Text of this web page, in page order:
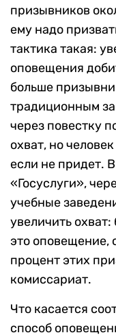
призывников
ему надо
тактика такая:
оповещения
больше
традиционным
через повестку
охват, но
если не придет.
«Госуслуги»,
учебные
увеличить
это оповещение,
процент этих
комиссариат.
Что касается
способ